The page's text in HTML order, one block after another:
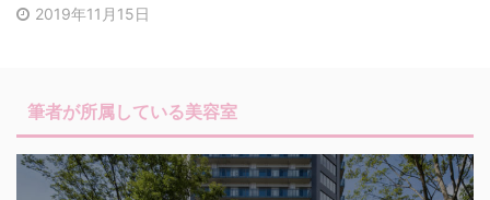
2019年11月15日
筆者が所属している美容室